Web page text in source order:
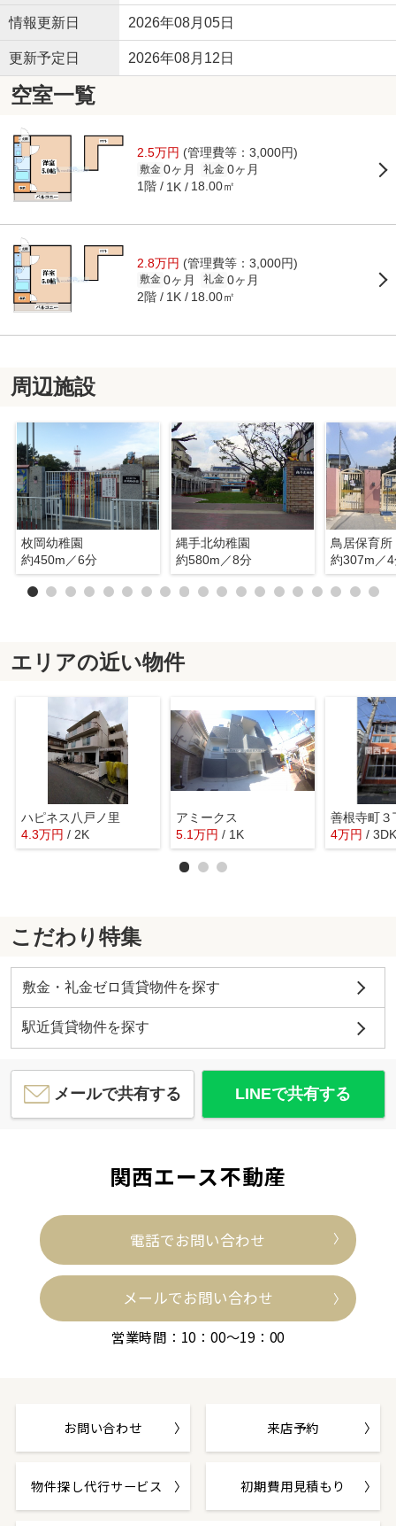
情報更新日 2026年08月05日
更新予定日 2026年08月12日
空室一覧
2.5万円 (管理費等：3,000円)
敷金 0ヶ月 礼金 0ヶ月
1階 1K 18.00㎡
2.8万円 (管理費等：3,000円)
敷金 0ヶ月 礼金 0ヶ月
2階 1K 18.00㎡
周辺施設
枚岡幼稚園
約450m／6分
縄手北幼稚園
約580m／8分
鳥居保育所
約307m／
エリアの近い物件
ハピネス八戸ノ里
4.3万円 / 2K
アミークス
5.1万円 / 1K
善根寺町３
4万円 / 3DK
こだわり特集
敷金・礼金ゼロ賃貸物件を探す
駅近賃貸物件を探す
メールで共有する LINEで共有する
関西エース不動産
電話でお問い合わせ
メールでお問い合わせ
営業時間：10：00～19：00
お問い合わせ 来店予約
物件探し代行サービス 初期費用見積もり